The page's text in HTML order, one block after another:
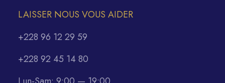
LAISSER NOUS VOUS AIDER
+228 96 12 29 59
+228 92 45 14 80